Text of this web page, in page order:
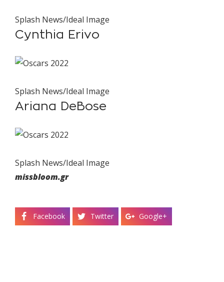
Splash News/Ideal Image
Cynthia Erivo
Splash News/Ideal Image
Ariana DeBose
Splash News/Ideal Image
missbloom.gr
Facebook Twitter Google+